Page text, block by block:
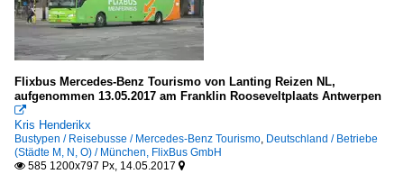
Flixbus Mercedes-Benz Tourismo von Lanting Reizen NL,
aufgenommen 13.05.2017 am Franklin Rooseveltplaats Antwerpen

Kris Henderikx
Bustypen / Reisebusse / Mercedes-Benz Tourismo, Deutschland / Betriebe
(Städte M, N, O) / München, FlixBus GmbH
 585 1200x797 Px, 14.05.2017 